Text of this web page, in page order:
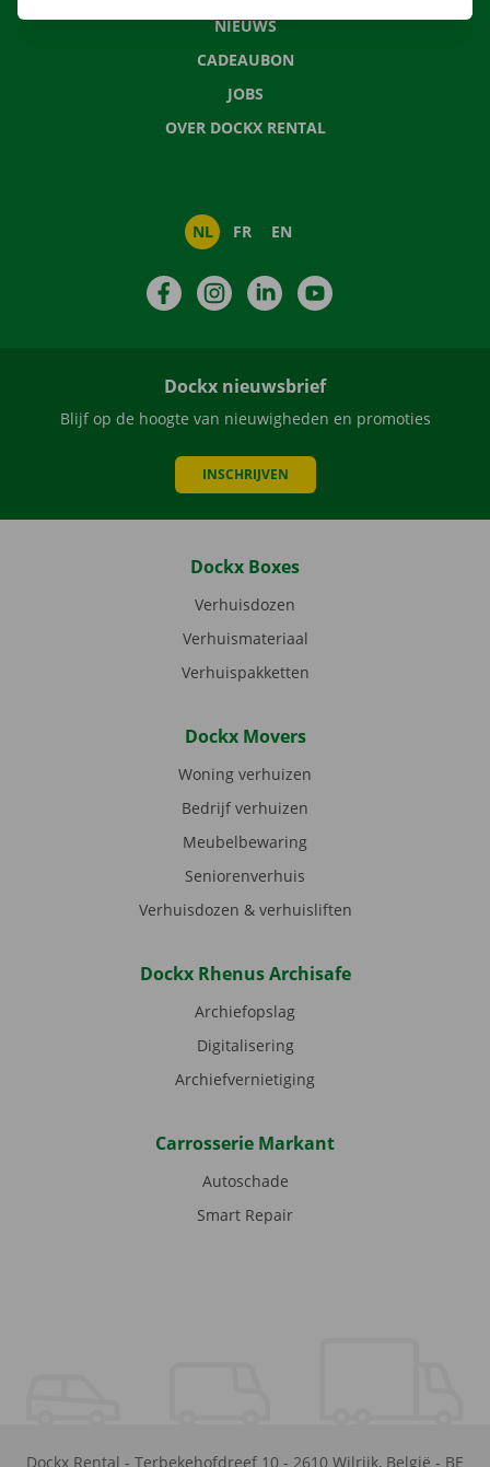
NIEUWS
CADEAUBON
JOBS
OVER DOCKX RENTAL
NL FR EN
FacebookInstagramLinkedIn
Dockx nieuwsbrief
Blijf op de hoogte van nieuwigheden en promoties
INSCHRIJVEN
Dockx Boxes
Verhuisdozen
Verhuismateriaal
Verhuispakketten
Dockx Movers
Woning verhuizen
Bedrijf verhuizen
Meubelbewaring
Seniorenverhuis
Verhuisdozen & verhuisliften
Dockx Rhenus Archisafe
Archiefopslag
Digitalisering
Archiefvernietiging
Carrosserie Markant
Autoschade
Smart Repair
Dockx Rental - Terbekehofdreef 10 - 2610 Wilrijk, België - BE